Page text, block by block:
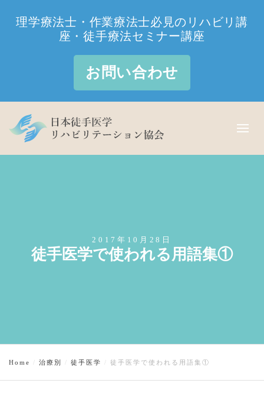
理学療法士・作業療法士必見のリハビリ講
座・徒手療法セミナー講座
お問い合わせ
2017年10月28日
徒手医学で使われる用語集①
Home 治療別 徒手医学 徒手医学で使われる用語集①